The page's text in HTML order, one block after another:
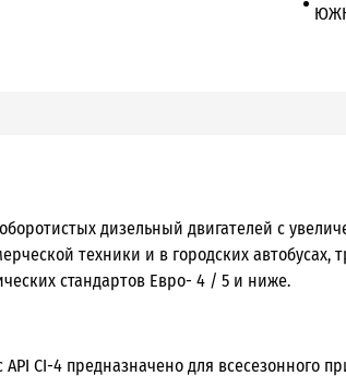
дизельный двигателей с
техники и в городских
стандартов Евро- 4 / 5 и ниже.
API CI-4 предназначено для